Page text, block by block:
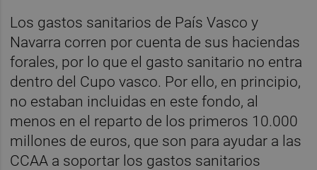
Los gastos sanitarios de País Vasco y
Navarra corren por cuenta de sus haciendas
forales, por lo que el gasto sanitario no entra
dentro del Cupo vasco. Por ello, en principio,
no estaban incluidas en este fondo, al
menos en el reparto de los primeros 10.000
millones de euros, que son para ayudar a las
CCAA a soportar los gastos sanitarios